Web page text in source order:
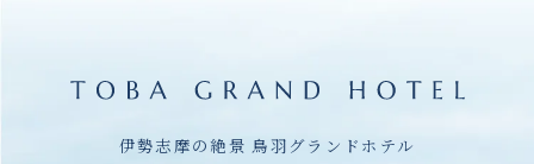
伊勢志摩の絶景 鳥羽グランドホテル